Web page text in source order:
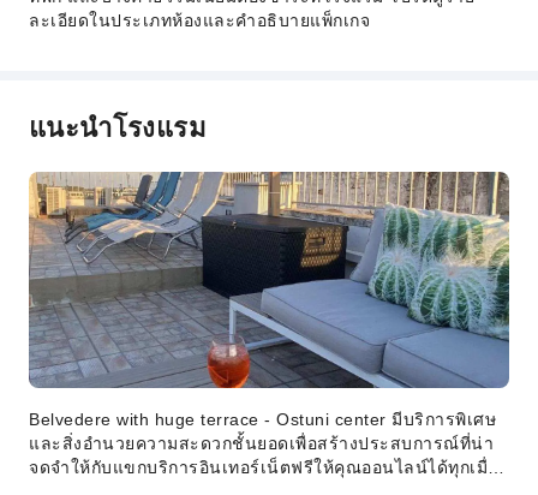
ละเอียดในประเภทห้องและคำอธิบายแพ็กเกจ
แนะนำโรงแรม
Belvedere with huge terrace - Ostuni center มีบริการพิเศษ
และสิ่งอำนวยความสะดวกชั้นยอดเพื่อสร้างประสบการณ์ที่น่า
จดจำให้กับแขกบริการอินเทอร์เน็ตฟรีให้คุณออนไลน์ได้ทุกเมื่อ